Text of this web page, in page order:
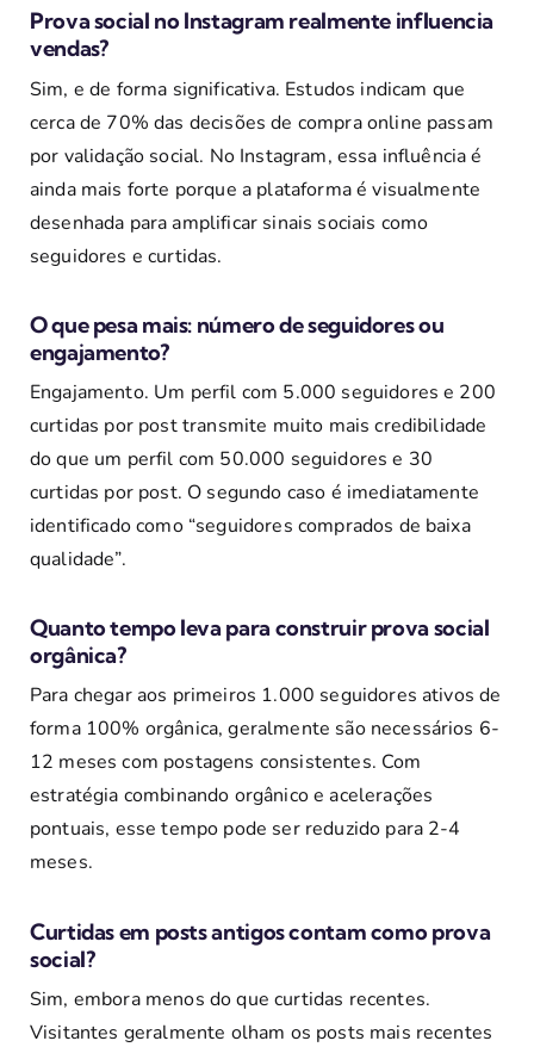
Prova social no Instagram realmente influencia
vendas?
Sim, e de forma significativa. Estudos indicam que
cerca de 70% das decisões de compra online passam
por validação social. No Instagram, essa influência é
ainda mais forte porque a plataforma é visualmente
desenhada para amplificar sinais sociais como
seguidores e curtidas.
O que pesa mais: número de seguidores ou
engajamento?
Engajamento. Um perfil com 5.000 seguidores e 200
curtidas por post transmite muito mais credibilidade
do que um perfil com 50.000 seguidores e 30
curtidas por post. O segundo caso é imediatamente
identificado como “seguidores comprados de baixa
qualidade”.
Quanto tempo leva para construir prova social
orgânica?
Para chegar aos primeiros 1.000 seguidores ativos de
forma 100% orgânica, geralmente são necessários 6-
12 meses com postagens consistentes. Com
estratégia combinando orgânico e acelerações
pontuais, esse tempo pode ser reduzido para 2-4
meses.
Curtidas em posts antigos contam como prova
social?
Sim, embora menos do que curtidas recentes.
Visitantes geralmente olham os posts mais recentes